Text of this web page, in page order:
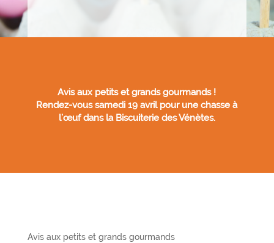
Avis aux petits et grands gourmands !
Rendez-vous samedi 19 avril pour une chasse à
l’œuf dans la Biscuiterie des Vénètes.
Avis aux petits et grands gourmands